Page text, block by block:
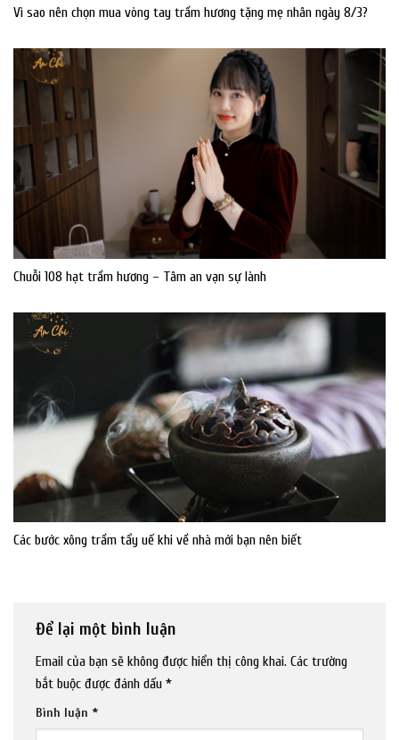
Vì sao nên chọn mua vòng tay trầm hương tặng mẹ nhân ngày 8/3?
Chuỗi 108 hạt trầm hương – Tâm an vạn sự lành
Các bước xông trầm tẩy uế khi về nhà mới bạn nên biết
Để lại một bình luận
Email của bạn sẽ không được hiển thị công khai. Các trường
bắt buộc được đánh dấu *
Bình luận *